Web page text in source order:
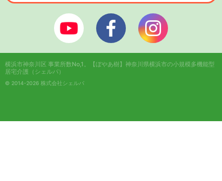
ぼやあ樹Youtube シェルパフェイスブック
© 2014-2026 株式会社シェルパ
横浜市神奈川区 事業所数No,1。
【ぼやあ樹】神奈川県横浜市の小規模多機能型
居宅介護（シェルパ）